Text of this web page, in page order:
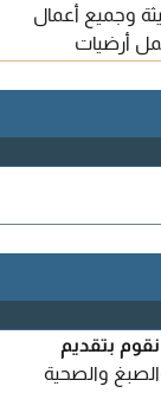
وجميع أعمال
أرضيات
بتقديم
والصحية